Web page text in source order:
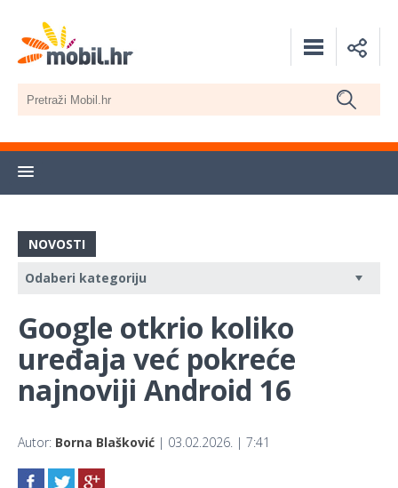
NOVOSTI
Google otkrio koliko
uređaja već pokreće
najnoviji Android 16
Autor: Borna Blašković | 03.02.2026. | 7:41